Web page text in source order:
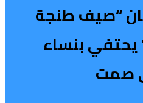
“صيف طنجة
يحتفي بنساء
صمت